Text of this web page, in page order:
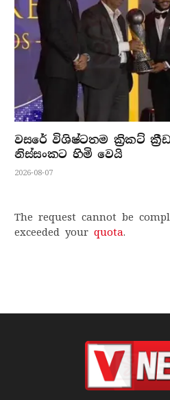
වසරේ විශිෂ්ටතම ක්‍රිකට්
නිස්සංකට හිමි වෙයි
2026-08-07
The request cannot be
exceeded your quota.